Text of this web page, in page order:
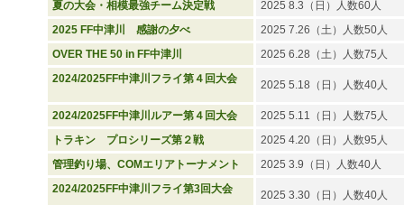
夏の大会・相模最強チーム決定戦
2025 8.3（日）人数60人
2025 FF中津川 感謝の夕べ
2025 7.26（土）人数50人
OVER THE 50 in FF中津川
2025 6.28（土）人数75人
2024/2025FF中津川フライ第４回大会
2025 5.18（日）人数40人
2024/2025FF中津川ルアー第４回大会
2025 5.11（日）人数75人
トラキン プロシリーズ第２戦
2025 4.20（日）人数95人
管理釣り場、COMエリアトーナメント
2025 3.9（日）人数40人
2024/2025FF中津川フライ第3回大会
2025 3.30（日）人数40人